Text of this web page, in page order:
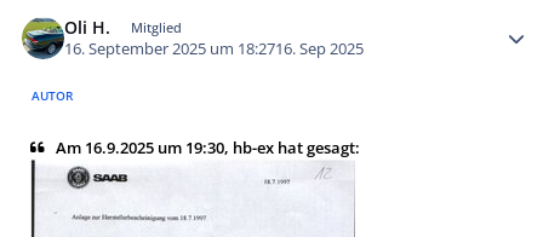
Oli H. Mitglied
16. September 2025 um 18:2716. Sep 2025
AUTOR
Am 16.9.2025 um 19:30, hb-ex hat gesagt: